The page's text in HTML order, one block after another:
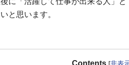
と思います。
Contents